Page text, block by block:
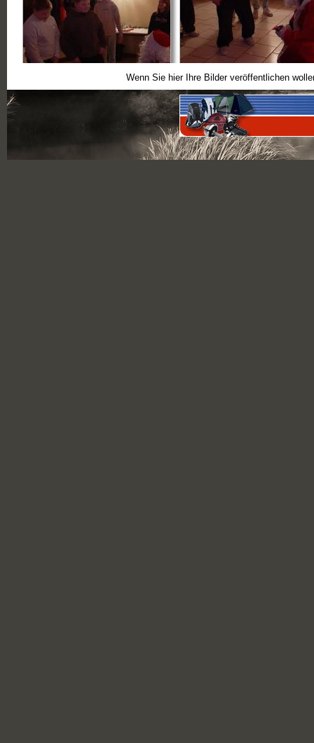
Wenn Sie hier Ihre Bilder veröffentlichen